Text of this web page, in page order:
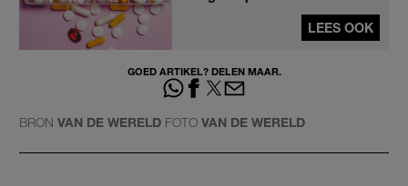
LEES OOK
GOED ARTIKEL? DELEN MAAR.
BRON VAN DE WERELD FOTO VAN DE WERELD